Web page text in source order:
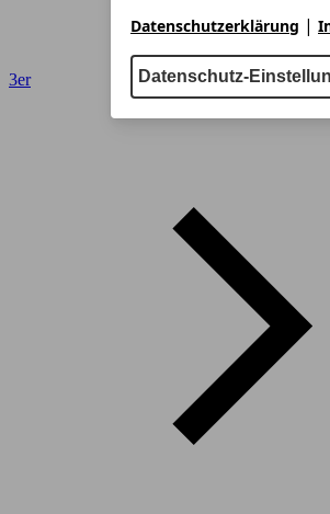
Datenschutzerklärung |
Datenschutz-
3er